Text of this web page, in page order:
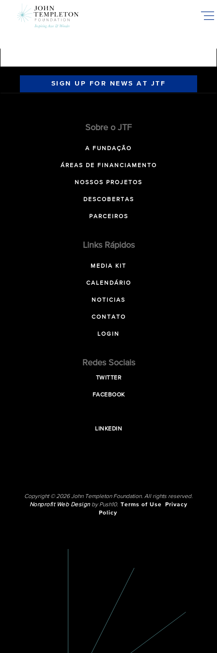
SIGN UP FOR NEWS AT JTF
Sobre o JTF
A FUNDAÇÃO
ÁREAS DE FINANCIAMENTO
NOSSOS PROJETOS
DESCOBERTAS
PARCEIROS
Links Rápidos
MEDIA KIT
CALENDÁRIO
NOTICIAS
CONTATO
LOGIN
Redes Sociais
TWITTER
FACEBOOK
LINKEDIN
Copyright © 2026 John Templeton Foundation. All rights reserved.
Nonprofit Web Designby Push10. Terms of Use
Privacy
Policy